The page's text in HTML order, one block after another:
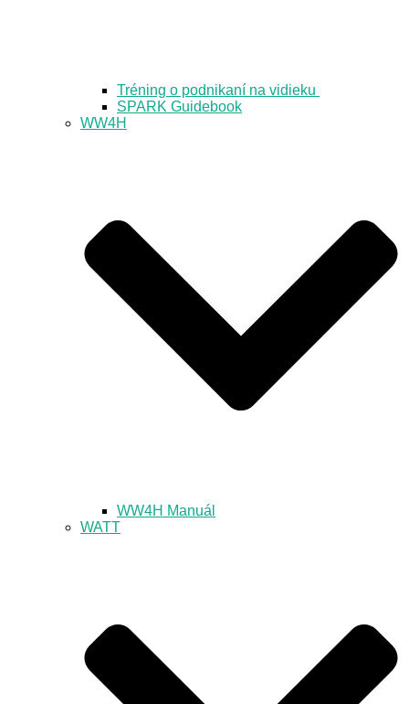
Tréning o podnikaní na vidieku
SPARK Guidebook
WW4H
WW4H Manuál
WATT